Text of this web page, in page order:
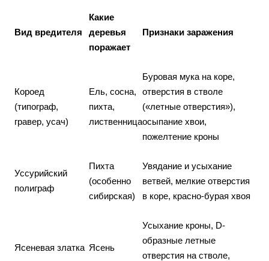
Вид вредителя
Какие
деревья
поражает
Признаки заражения
Короед
(типограф,
гравер, усач)
Ель, сосна,
пихта,
лиственница
Буровая мука на коре,
отверстия в стволе
(«летные отверстия»),
осыпание хвои,
пожелтение кроны
Уссурийский
полиграф
Пихта
(особенно
сибирская)
Увядание и усыхание
ветвей, мелкие отверстия
в коре, красно-бурая хвоя
Ясеневая златка Ясень
Усыхание кроны, D-
образные летные
отверстия на стволе,